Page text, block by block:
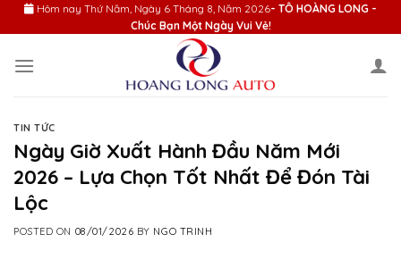
Skip
to
Hôm nay Thứ Năm, Ngày 6 Tháng 8, Năm 2026- TÔ HOÀNG LONG -
Chúc Bạn Một Ngày Vui Vẻ!
TIN TỨC
Ngày Giờ Xuất Hành Đầu Năm Mới
2026 – Lựa Chọn Tốt Nhất Để Đón Tài
Lộc
POSTED ON 08/01/2026 BY NGO TRINH